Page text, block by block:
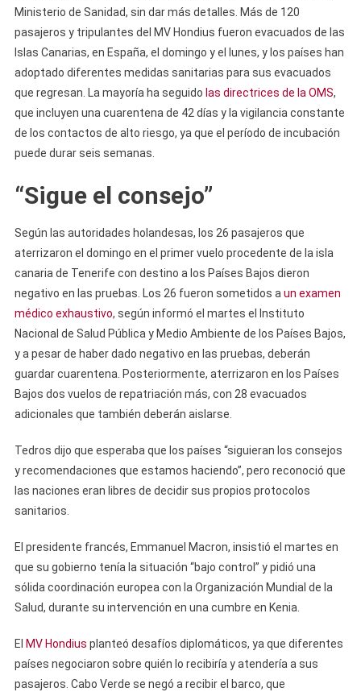
Ministerio de Sanidad, sin dar más detalles. Más de 120
pasajeros y tripulantes del MV Hondius fueron evacuados de las
Islas Canarias, en España, el domingo y el lunes, y los países han
adoptado diferentes medidas sanitarias para sus evacuados
que regresan. La mayoría ha seguido las directrices de la OMS,
que incluyen una cuarentena de 42 días y la vigilancia constante
de los contactos de alto riesgo, ya que el período de incubación
puede durar seis semanas.
“Sigue el consejo”
Según las autoridades holandesas, los 26 pasajeros que
aterrizaron el domingo en el primer vuelo procedente de la isla
canaria de Tenerife con destino a los Países Bajos dieron
negativo en las pruebas. Los 26 fueron sometidos a un examen
médico exhaustivo, según informó el martes el Instituto
Nacional de Salud Pública y Medio Ambiente de los Países Bajos,
y a pesar de haber dado negativo en las pruebas, deberán
guardar cuarentena. Posteriormente, aterrizaron en los Países
Bajos dos vuelos de repatriación más, con 28 evacuados
adicionales que también deberán aislarse.
Tedros dijo que esperaba que los países “siguieran los consejos
y recomendaciones que estamos haciendo”, pero reconoció que
las naciones eran libres de decidir sus propios protocolos
sanitarios.
El presidente francés, Emmanuel Macron, insistió el martes en
que su gobierno tenía la situación “bajo control” y pidió una
sólida coordinación europea con la Organización Mundial de la
Salud, durante su intervención en una cumbre en Kenia.
El MV Hondius planteó desafíos diplomáticos, ya que diferentes
países negociaron sobre quién lo recibiría y atendería a sus
pasajeros. Cabo Verde se negó a recibir el barco, que